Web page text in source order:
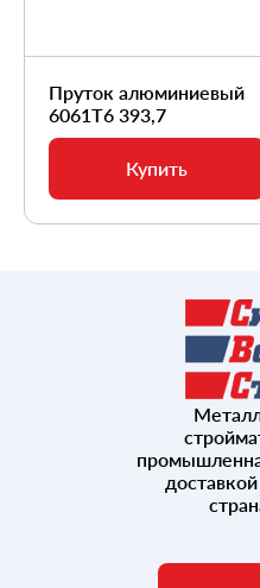
Пруток алюминиевый
6061Т6 393,7
Купить